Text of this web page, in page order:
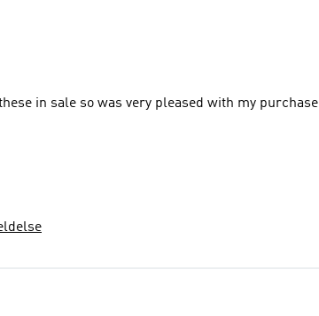
in sale so was very pleased with my purchase